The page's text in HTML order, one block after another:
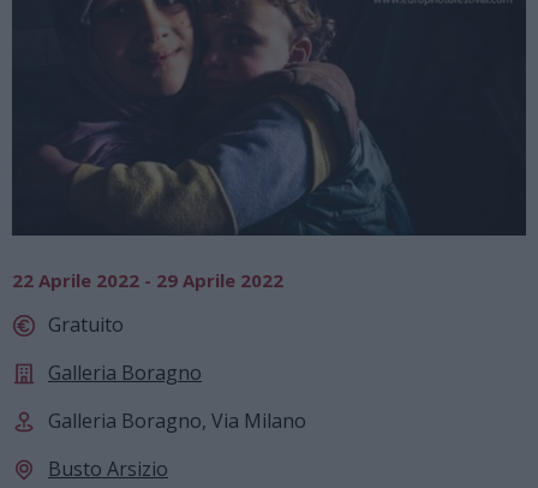
22 Aprile 2022 - 29 Aprile 2022
Gratuito
Galleria Boragno
Galleria Boragno, Via Milano
Busto Arsizio